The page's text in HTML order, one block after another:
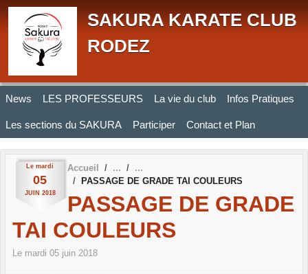
SAKURA KARATE CLUB
RODEZ
News LES PROFESSEURS La vie du club Infos Pratiques
Les sections du SAKURA Participer Contact et Plan
Le mardi
05
JUIN 2018
Accueil
PASSAGE DE GRADE TAI COULEURS
PASSAGE DE GRADE
TAI COULEURS
Le mardi 05 juin 2018
Panneau de gestion des cookies